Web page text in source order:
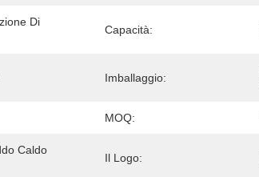
Di
Capacità:
Imballaggio:
MOQ:
Caldo
Il Logo: